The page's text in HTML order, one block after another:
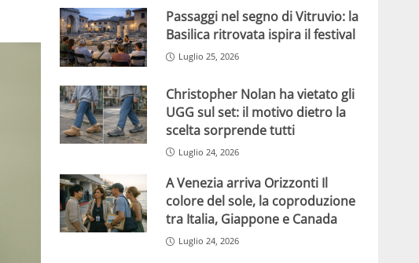
Passaggi nel segno di Vitruvio: la
Basilica ritrovata ispira il festival
Luglio 25, 2026
Christopher Nolan ha vietato gli
UGG sul set: il motivo dietro la
scelta sorprende tutti
Luglio 24, 2026
A Venezia arriva Orizzonti Il
colore del sole, la coproduzione
tra Italia, Giappone e Canada
Luglio 24, 2026